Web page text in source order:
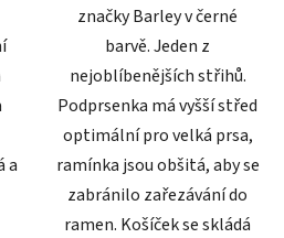
a
značky Barley v černé
barvě. Jeden z
nejoblíbenějších střihů.
Podprsenka má vyšší střed
optimální pro velká prsa,
ramínka jsou obšitá, aby se
zabránilo zařezávání do
ramen. Košíček se skládá